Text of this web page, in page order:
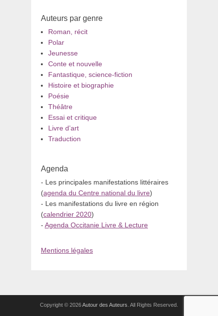
Auteurs par genre
Roman, récit
Polar
Jeunesse
Conte et nouvelle
Fantastique, science-fiction
Histoire et biographie
Poésie
Théâtre
Essai et critique
Livre d’art
Traduction
Agenda
- Les principales manifestations littéraires
(agenda du Centre national du livre)
- Les manifestations du livre en région
(calendrier 2020)
- Agenda Occitanie Livre & Lecture
Mentions légales
Copyright © 2026Autour des Auteurs . All Rights Reserved.